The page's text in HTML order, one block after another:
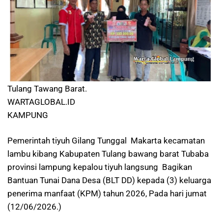
Tulang Tawang Barat.
WARTAGLOBAL.ID
KAMPUNG
Pemerintah tiyuh Gilang Tunggal Makarta kecamatan
lambu kibang Kabupaten Tulang bawang barat Tubaba
provinsi lampung kepalou tiyuh langsung Bagikan
Bantuan Tunai Dana Desa (BLT DD) kepada (3) keluarga
penerima manfaat (KPM) tahun 2026, Pada hari jumat
(12/06/2026.)